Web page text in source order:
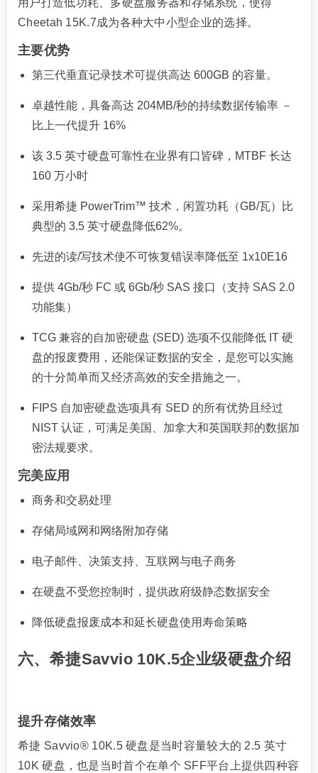
用户打造低功耗、多硬盘服务器和存储系统，使得
Cheetah 15K.7成为各种大中小型企业的选择。
主要优势
第三代垂直记录技术可提供高达 600GB 的容量。
卓越性能，具备高达 204MB/秒的持续数据传输率 －
比上一代提升 16%
该 3.5 英寸硬盘可靠性在业界有口皆碑，MTBF 长达
160 万小时
采用希捷 PowerTrim™ 技术，闲置功耗（GB/瓦）比
典型的 3.5 英寸硬盘降低62%。
先进的读/写技术使不可恢复错误率降低至 1x10E16
提供 4Gb/秒 FC 或 6Gb/秒 SAS 接口（支持 SAS 2.0
功能集）
TCG 兼容的自加密硬盘 (SED) 选项不仅能降低 IT 硬
盘的报废费用，还能保证数据的安全，是您可以实施
的十分简单而又经济高效的安全措施之一。
FIPS 自加密硬盘选项具有 SED 的所有优势且经过
NIST 认证，可满足美国、加拿大和英国联邦的数据加
密法规要求。
完美应用
商务和交易处理
存储局域网和网络附加存储
电子邮件、决策支持、互联网与电子商务
在硬盘不受您控制时，提供政府级静态数据安全
降低硬盘报废成本和延长硬盘使用寿命策略
六、希捷Savvio 10K.5企业级硬盘介绍
提升存储效率
希捷 Savvio® 10K.5 硬盘是当时容量较大的 2.5 英寸
10K 硬盘，也是当时首个在单个 SFF平台上提供四种容